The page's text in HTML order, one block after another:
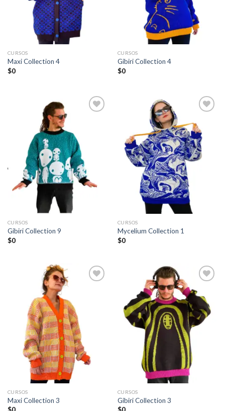
CURSOS
Maxi Collection 4
$0
CURSOS
Gibiri Collection 4
$0
CURSOS
Gibiri Collection 9
$0
Añadir
a la
lista de
deseos
CURSOS
Mycelium Collection 1
$0
CURSOS
Maxi Collection 3
Añadir
a la
lista de
deseos
CURSOS
Gibiri Collection 3